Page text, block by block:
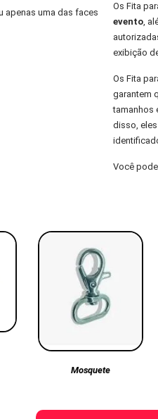
apenas uma das faces
Os Fita
evento,
exibição
Os Fita
garantem
tamanhos
disso, eles
Você
Mosquete